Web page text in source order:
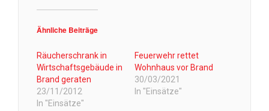
Ähnliche Beiträge
Räucherschrank in
Wirtschaftsgebäude in
Brand geraten
23/11/2012
In "Einsätze"
Feuerwehr rettet
Wohnhaus vor Brand
30/03/2021
In "Einsätze"